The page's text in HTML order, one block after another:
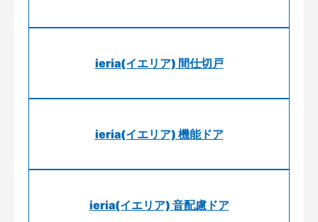
ieria(イエリア) 間仕切戸
ieria(イエリア) 機能ドア
ieria(イエリア) 音配慮ドア